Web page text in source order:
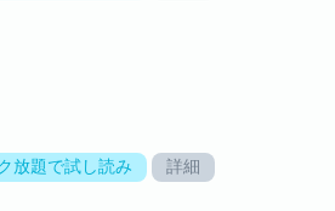
放題で試し読み 詳細